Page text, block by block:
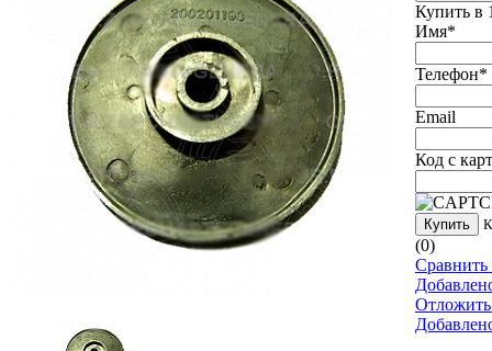
Купить в
Имя*
Телефон*
Email
Код с
Купить
(0)
Сравнить
Отложить